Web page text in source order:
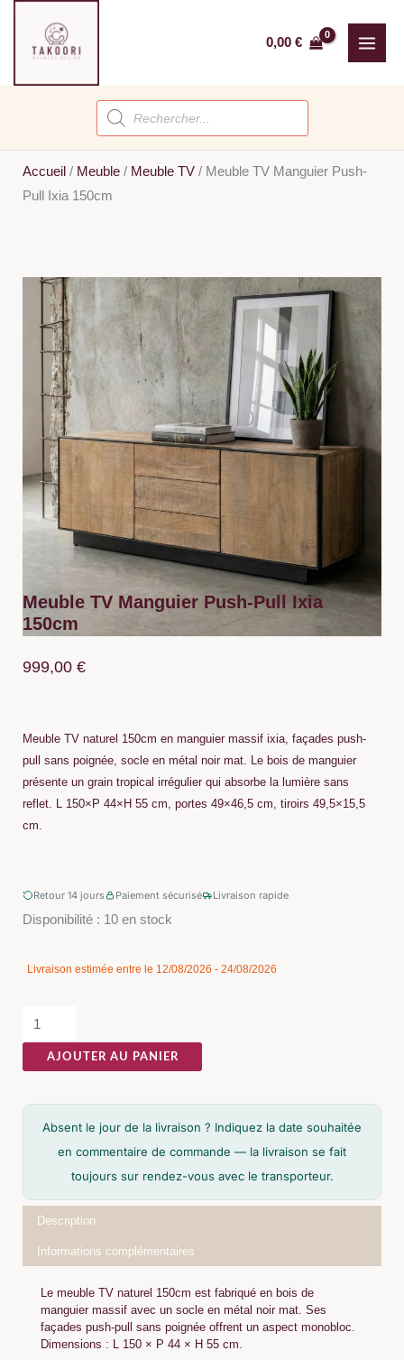
contenu
0,00 €
Recherche
de
produits
Accueil / Meuble / Meuble TV / Meuble TV Manguier Push-
Pull Ixia 150cm
Meuble TV Manguier Push-Pull Ixia
150cm
999,00 €
Meuble TV naturel 150cm en manguier massif ixia, façades push-
pull sans poignée, socle en métal noir mat. Le bois de manguier
présente un grain tropical irrégulier qui absorbe la lumière sans
reflet. L 150×P 44×H 55 cm, portes 49×46,5 cm, tiroirs 49,5×15,5
cm.
Retour 14 jours Paiement sécurisé Livraison rapide
Disponibilité : 10 en stock
Livraison estimée entre le 12/08/2026 - 24/08/2026
quantité
Meuble
Manguier
Push-
150cm
AJOUTER AU PANIER
Absent le jour de la livraison ? Indiquez la date souhaitée
en commentaire de commande — la livraison se fait
toujours sur rendez-vous avec le transporteur.
Description
Informations complémentaires
Le meuble TV naturel 150cm est fabriqué en bois de
manguier massif avec un socle en métal noir mat. Ses
façades push-pull sans poignée offrent un aspect monobloc.
Dimensions : L 150 × P 44 × H 55 cm.